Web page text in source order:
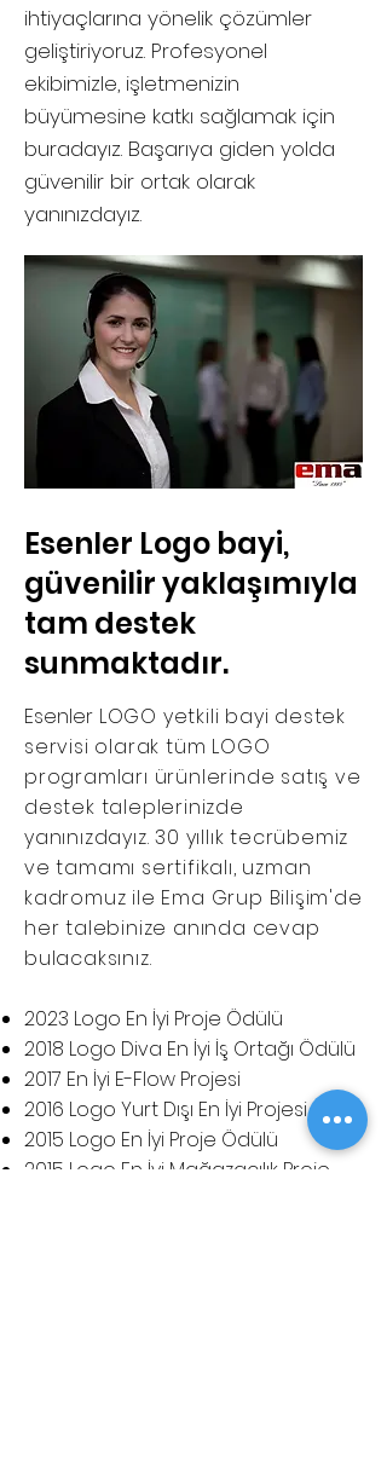
ihtiyaçlarına yönelik çözümler
geliştiriyoruz. Profesyonel
ekibimizle, işletmenizin
büyümesine katkı sağlamak için
buradayız. Başarıya giden yolda
güvenilir bir ortak olarak
yanınızdayız.
Esenler Logo bayi,
güvenilir yaklaşımıyla
tam destek
sunmaktadır.
Esenler LOGO yetkili bayi destek
servisi olarak tüm LOGO
programları ürünlerinde satış ve
destek taleplerinizde
yanınızdayız. 30 yıllık tecrübemiz
ve tamamı sertifikalı, uzman
kadromuz ile Ema Grup Bilişim'de
her talebinize anında cevap
bulacaksınız.
2023 Logo En İyi Proje Ödülü
2018 Logo Diva En İyi İş Ortağı Ödülü
​2017 En İyi E-Flow Projesi
2016 Logo Yurt Dışı En İyi Projesi
2015 Logo En İyi Proje Ödülü
2015 Logo En İyi Mağazacılık Proje